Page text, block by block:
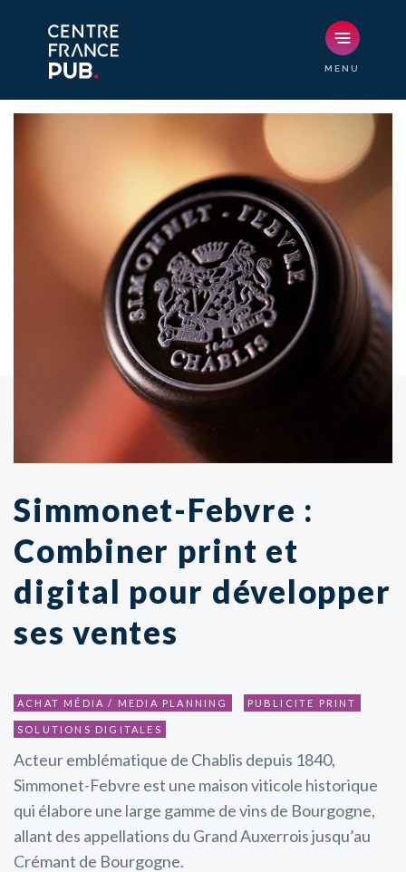
Simmonet-Febvre :
Combiner print et
digital pour développer
ses ventes
ACHAT MÉDIA / MEDIA PLANNING PUBLICITE PRINT
SOLUTIONS DIGITALES
Acteur emblématique de Chablis depuis 1840,
Simmonet-Febvre est une maison viticole historique
qui élabore une large gamme de vins de Bourgogne,
allant des appellations du Grand Auxerrois jusqu’au
Crémant de Bourgogne.